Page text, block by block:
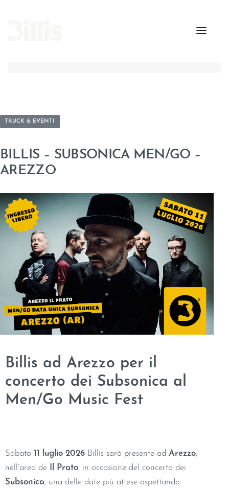
TRUCK & EVENTI
BILLIS – SUBSONICA MEN/GO –
AREZZO
Billis ad Arezzo per il
concerto dei Subsonica al
Men/Go Music Fest
Sabato 11 luglio 2026 Billis sarà presente ad Arezzo,
nell’area de
Il Prato, in occasione del concerto dei
Subsonica, una delle date più attese aspettando